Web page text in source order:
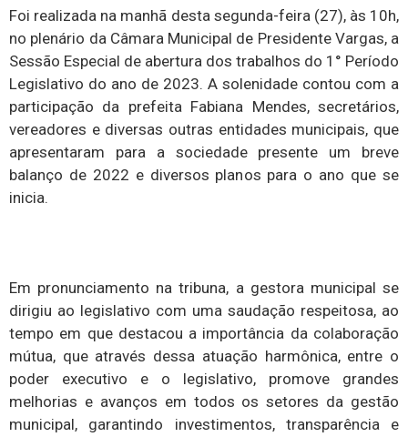
Foi realizada na manhã desta segunda-feira (27), às 10h,
no plenário da Câmara Municipal de Presidente Vargas, a
Sessão Especial de abertura dos trabalhos do 1° Período
Legislativo do ano de 2023. A solenidade contou com a
participação da prefeita Fabiana Mendes, secretários,
vereadores e diversas outras entidades municipais, que
apresentaram para a sociedade presente um breve
balanço de 2022 e diversos planos para o ano que se
inicia.
Em pronunciamento na tribuna, a gestora municipal se
dirigiu ao legislativo com uma saudação respeitosa, ao
tempo em que destacou a importância da colaboração
mútua, que através dessa atuação harmônica, entre o
poder executivo e o legislativo, promove grandes
melhorias e avanços em todos os setores da gestão
municipal, garantindo investimentos, transparência e